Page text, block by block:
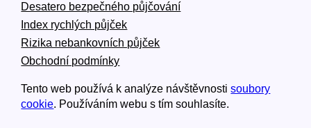
Desatero bezpečného půjčování
Index rychlých půjček
Rizika nebankovních půjček
Obchodní podmínky
Tento web používá k analýze návštěvnostisoubory
cookie. Používáním webu s tím souhlasíte.